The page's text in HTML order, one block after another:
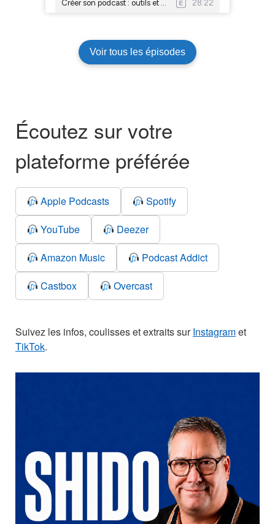
Voir tous les épisodes
Écoutez sur votre
plateforme préférée
Apple Podcasts
Spotify
YouTube
Deezer
Amazon Music
Podcast Addict
Castbox
Overcast
Suivez les infos, coulisses et extraits surInstagramet
TikTok.